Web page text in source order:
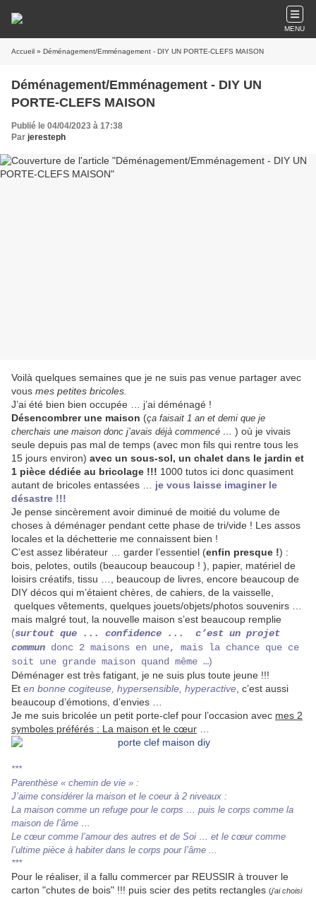
MENU
Accueil » Déménagement/Emménagement - DIY UN PORTE-CLEFS MAISON
Déménagement/Emménagement - DIY UN
PORTE-CLEFS MAISON
Publié le 04/04/2023 à 17:38
Par jeresteph
Voilà quelques semaines que je ne suis pas venue partager avec
vous mes petites bricoles.
J’ai été bien bien occupée … j’ai déménagé !
Désencombrer une maison (ça faisait 1 an et demi que je
cherchais une maison donc j’avais déjà commencé … ) où je vivais
seule depuis pas mal de temps (avec mon fils qui rentre tous les
15 jours environ) avec un sous-sol, un chalet dans le jardin et
1 pièce dédiée au bricolage !!! 1000 tutos ici donc quasiment
autant de bricoles entassées … je vous laisse imaginer le
désastre !!!
Je pense sincèrement avoir diminué de moitié du volume de
choses à déménager pendant cette phase de tri/vide ! Les assos
locales et la déchetterie me connaissent bien !
C’est assez libérateur … garder l’essentiel (enfin presque !) :
bois, pelotes, outils (beaucoup beaucoup ! ), papier, matériel de
loisirs créatifs, tissu …, beaucoup de livres, encore beaucoup de
DIY décos qui m’étaient chères, de cahiers, de la vaisselle,
quelques vêtements, quelques jouets/objets/photos souvenirs …
mais malgré tout, la nouvelle maison s’est beaucoup remplie
(surtout que ... confidence ... c’est un projet
commun donc 2 maisons en une, mais la chance que ce
soit une grande maison quand même …)
Déménager est très fatigant, je ne suis plus toute jeune !!!
Et en bonne cogiteuse, hypersensible, hyperactive c’est aussi
beaucoup d’émotions , d’envies
Je me suis bricolée un petit porte-clef pour l’occasion avec mes 2
symboles préférés : La maison et le cœur
***
Parenthèse « chemin de vie » :
J’aime considérer la maison et le coeur à 2 niveaux :
La maison comme un refuge pour le corps … puis le corps comme la
maison de l’âme …
Le cœur comme l’amour des autres et de Soi … et le cœur comme
l’ultime pièce à habiter dans le corps pour l’âme ...
***
Pour le réaliser, il a fallu commercer par REUSSIR à trouver le
carton "chutes de bois" !!! puis scier des petits rectangles (j'ai choisi